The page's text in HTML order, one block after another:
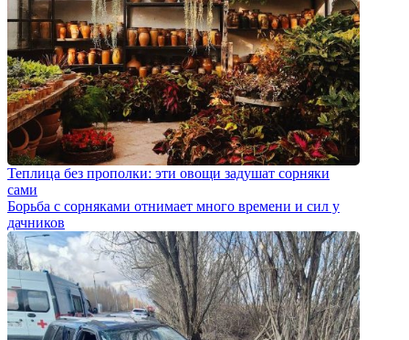
Теплица без прополки: эти овощи задушат сорняки
сами
Борьба с сорняками отнимает много времени и сил у
дачников